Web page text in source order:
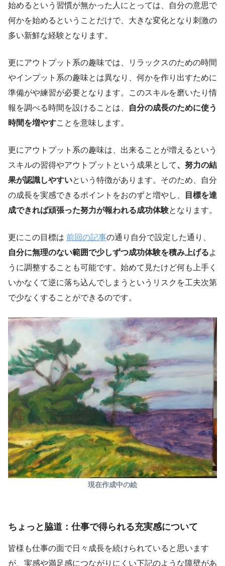
始めるという習慣が無かった人にとっては、自分の意思で
何かを始めるということだけで、大きな変化となり刺激の
多い新鮮な経験となります。
更にアウトプット系の趣味では、リラックスのための時間
やインプット系の趣味とは異なり、何かを作り出すために
準備がや練習が必要となります。このスキルを磨いたり情
報を調べる時間を設けることは、
自分の成長のために使う
時間を増やすことを意味します。
更にアウトプット系の趣味は、出来ることが増えるという
スキルの習得やアウトプットという成果として、努力の結
果が認識しやすいという特徴があります。そのため、自分
の成長を実感できるポイントをおのずと増やし、
目標を達
成できれば頑張った努力が報われる成功体験となります。
更にこの目標は 前回の記事の通り自分で設定した通り、
自分に無理のない範囲で少しずつ成功体験を積み上げるよ
うに調整することも可能です。始めて見たけど何も上手く
いかなくて逆に落ち込んでしまうというリスクを工夫次第
で少なくすることができるのです。
現在作成中の絵
ちょっと脇道：仕事で得られる充実感について
皆様も仕事の面で日々成長を続けられていると思います
が、実感や満足感につながりにくい下記のような障壁があ